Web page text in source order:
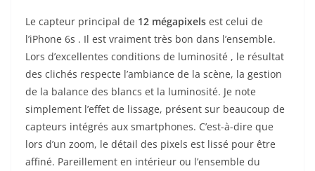
Le capteur principal de 12 mégapixels est celui de
l’iPhone 6s . Il est vraiment très bon dans l’ensemble.
Lors d’excellentes conditions de luminosité , le résultat
des clichés respecte l’ambiance de la scène, la gestion
de la balance des blancs et la luminosité. Je note
simplement l’effet de lissage, présent sur beaucoup de
capteurs intégrés aux smartphones. C’est-à-dire que
lors d’un zoom, le détail des pixels est lissé pour être
affiné. Pareillement en intérieur ou l’ensemble du